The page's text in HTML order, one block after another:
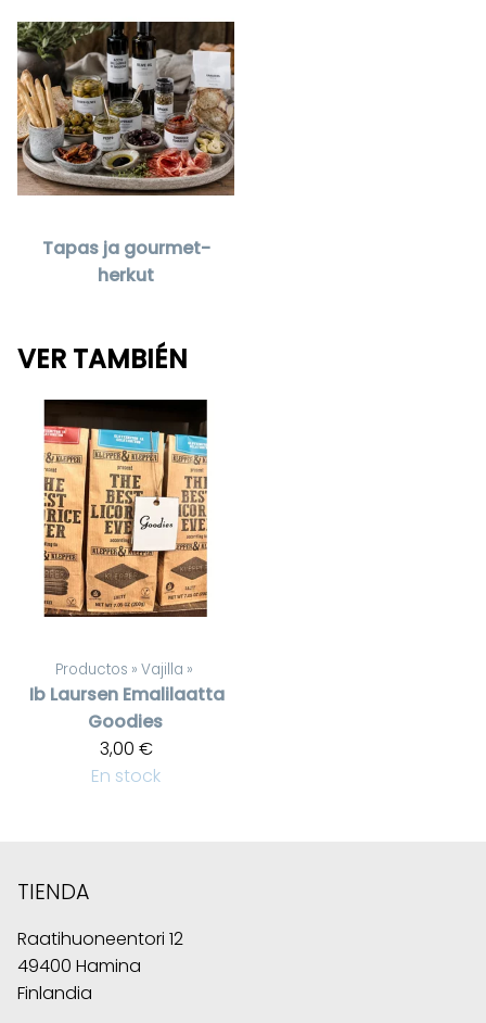
Tapas ja gourmet-
herkut
VER TAMBIÉN
Productos ‪» Vajilla ‪»
Ib Laursen Emalilaatta
Goodies
3,00 €
En stock
TIENDA
Raatihuoneentori 12
49400 Hamina
Finlandia